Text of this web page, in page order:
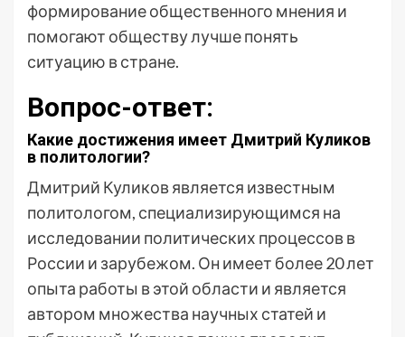
формирование общественного мнения и
помогают обществу лучше понять
ситуацию в стране.
Вопрос-ответ:
Какие достижения имеет Дмитрий Куликов
в политологии?
Дмитрий Куликов является известным
политологом, специализирующимся на
исследовании политических процессов в
России и зарубежом. Он имеет более 20 лет
опыта работы в этой области и является
автором множества научных статей и